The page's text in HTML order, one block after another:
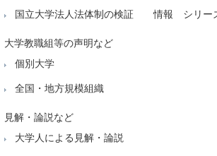
国立大学法人法体制の検証 情報 シリー
大学教職組等の声明など
個別大学
全国・地方規模組織
見解・論説など
大学人による見解・論説